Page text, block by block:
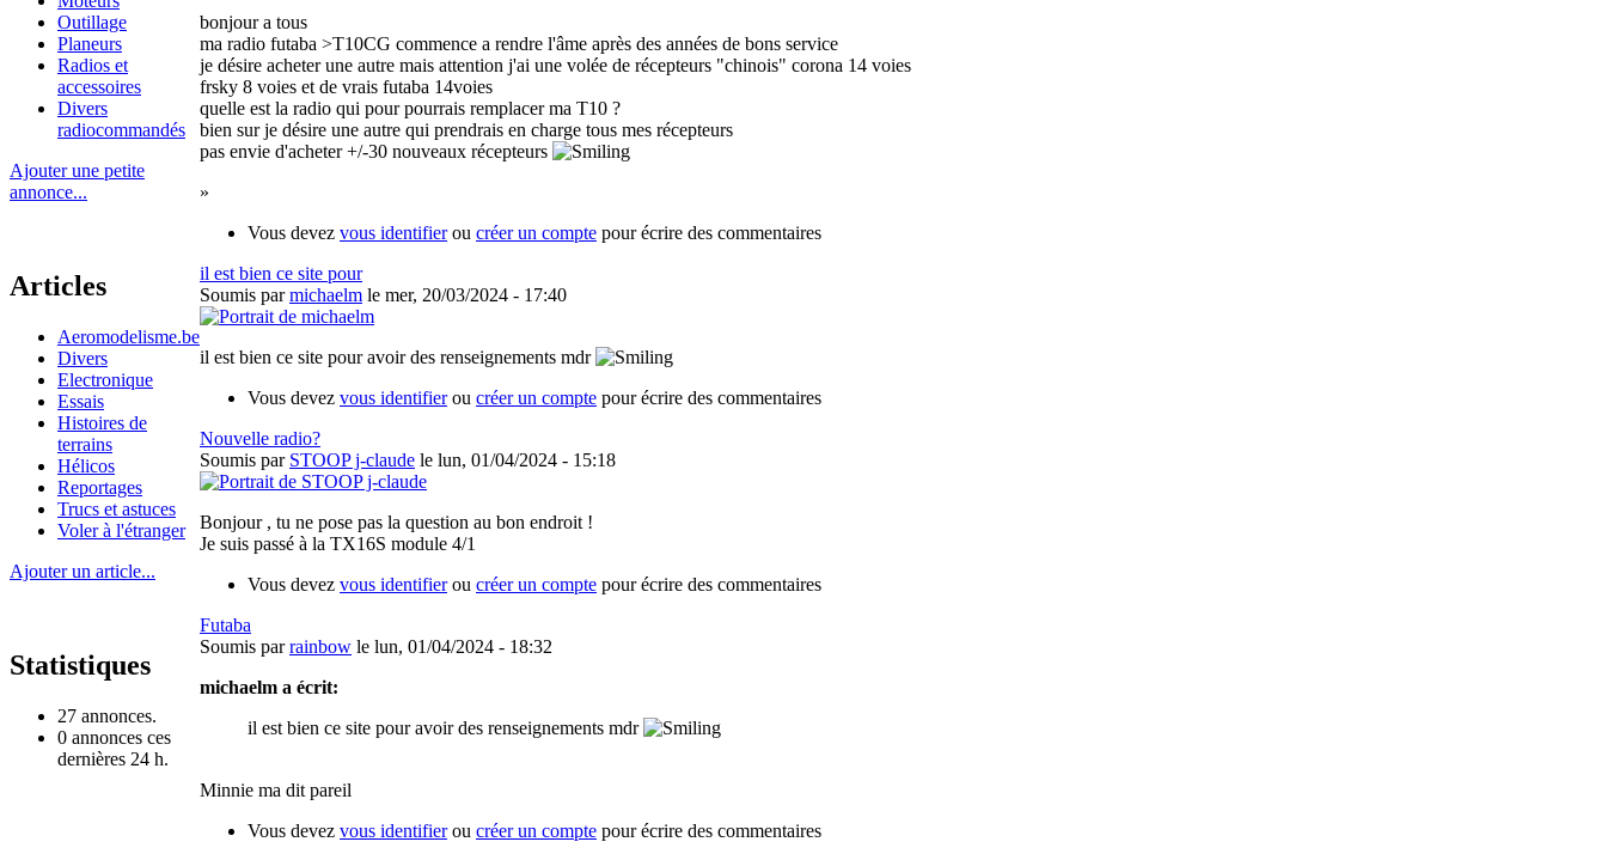
Outillage
Planeurs
Radios et
accessoires
Divers
radiocommandés
Ajouter une petite
annonce...
Articles
Aeromodelisme.be
Divers
Electronique
Essais
Histoires de
terrains
Hélicos
Reportages
Trucs et astuces
Voler à l'étranger
Ajouter un article...
Statistiques
27 annonces.
0 annonces ces
dernières 24 h.
bonjour a tous
ma radio futaba >T10CG commence a rendre l'âme après des années de bons service
je désire acheter une autre mais attention j'ai une volée de récepteurs "chinois" corona 14 voies
frsky 8 voies et de vrais futaba 14voies
quelle est la radio qui pour pourrais remplacer ma T10 ?
bien sur je désire une autre qui prendrais en charge tous mes récepteurs
pas envie d'acheter +/-30 nouveaux récepteurs
»
Vous devez vous identifierou créer un compte pour écrire des commentaires
il est bien ce site pour
Soumis parmichaelm le mer, 20/03/2024 - 17:40
il est bien ce site pour avoir des renseignements mdr
Vous devez vous identifierou créer un compte pour écrire des commentaires
Nouvelle radio?
Soumis par STOOP j-claude le lun, 01/04/2024 - 15:18
Bonjour , tu ne pose pas la question au bon endroit !
Je suis passé à la TX16S module 4/1
Vous devez vous identifierou créer un compte pour écrire des commentaires
Futaba
Soumis parrainbow le lun, 01/04/2024 - 18:32
michaelm a écrit:
il est bien ce site pour avoir des renseignements mdr
Minnie ma dit pareil
Vous devez vous identifierou créer un compte pour écrire des commentaires